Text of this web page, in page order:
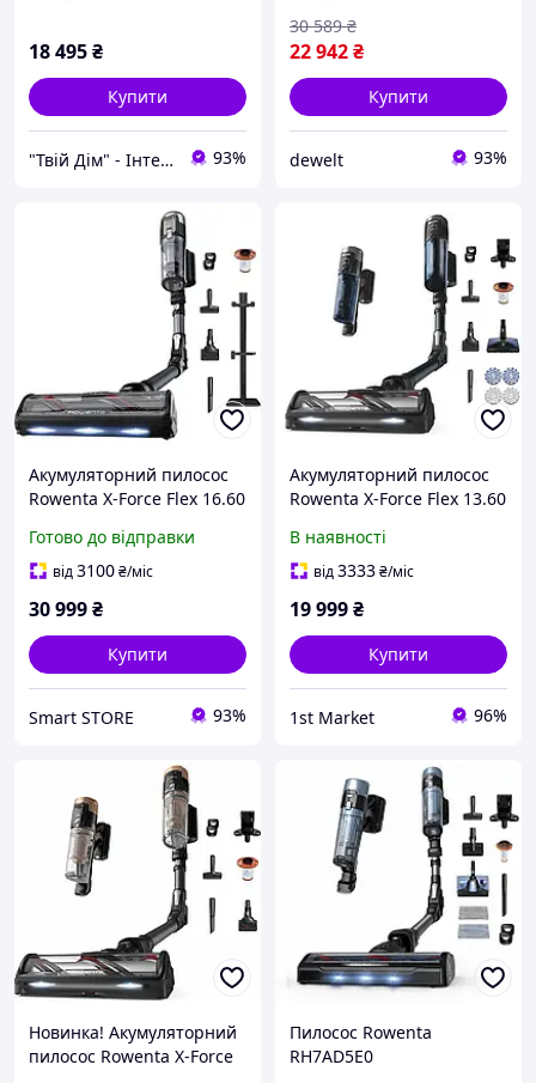
18 495₴
Купити
"Твій Дім" - Інтернет-гіпермаркет 93%
22 942₴
30 589 ₴
Купити
dewelt 93%
Акумуляторний пилосос
Rowenta X-Force Flex 16.60
Готово до відправки
від3100₴/міс
30 999₴
Купити
Smart STORE 93%
Акумуляторний пилосос
Rowenta X-Force Flex 13.60
В наявності
від3333₴/міс
19 999₴
Купити
1st Market 96%
Hoвинкa! Акумуляторний
пилосос Rowenta X-Force
Пилосос Rowenta
RH7AD5E0